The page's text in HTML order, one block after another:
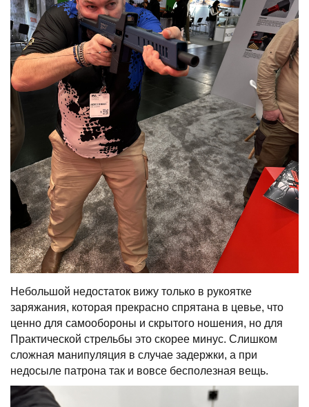
Небольшой недостаток вижу только в рукоятке
заряжания, которая прекрасно спрятана в цевье, что
ценно для самообороны и скрытого ношения, но для
Практической стрельбы это скорее минус. Слишком
сложная манипуляция в случае задержки, а при
недосыле патрона так и вовсе бесполезная вещь.